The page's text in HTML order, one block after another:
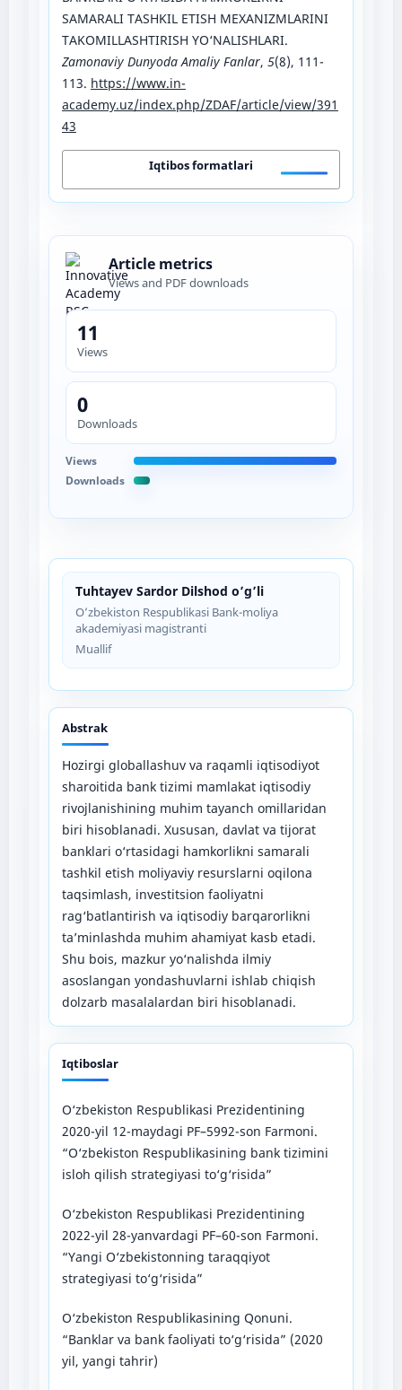
Tuhtayev Sardor Dilshod o’g’li
O’zbekiston Respublikasi Bank-moliya
akademiyasi magistranti
Muallif
Abstrak
Hozirgi globallashuv va raqamli iqtisodiyot
sharoitida bank tizimi mamlakat iqtisodiy
rivojlanishining muhim tayanch omillaridan
biri hisoblanadi. Xususan, davlat va tijorat
banklari o‘rtasidagi hamkorlikni samarali
tashkil etish moliyaviy resurslarni oqilona
taqsimlash, investitsion faoliyatni
rag‘batlantirish va iqtisodiy barqarorlikni
ta’minlashda muhim ahamiyat kasb etadi.
Shu bois, mazkur yo‘nalishda ilmiy
asoslangan yondashuvlarni ishlab chiqish
dolzarb masalalardan biri hisoblanadi.
Iqtiboslar
O‘zbekiston Respublikasi Prezidentining
2020-yil 12-maydagi PF–5992-son Farmoni.
“O‘zbekiston Respublikasining bank tizimini
isloh qilish strategiyasi to‘g‘risida”
O‘zbekiston Respublikasi Prezidentining
2022-yil 28-yanvardagi PF–60-son Farmoni.
“Yangi O‘zbekistonning taraqqiyot
strategiyasi to‘g‘risida”
O‘zbekiston Respublikasining Qonuni.
“Banklar va bank faoliyati to‘g‘risida” (2020
yil, yangi tahrir)
SAMARALI TASHKIL ETISH MEXANIZMLARINI
TAKOMILLASHTIRISH YO‘NALISHLARI.
Zamonaviy Dunyoda Amaliy Fanlar, 5(8), 111-
113. https://www.in-
academy.uz/index.php/ZDAF/article/view/391
43
Iqtibos formatlari
Article metrics
Views and PDF downloads
11
Views
0
Downloads
Views
Downloads